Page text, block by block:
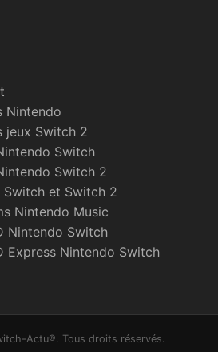
Nintendo
jeux Switch 2
Switch
Switch 2
et Switch 2
Nintendo Music
Nintendo Switch
Express Nintendo Switch
Actu®. Tous droits réservés.